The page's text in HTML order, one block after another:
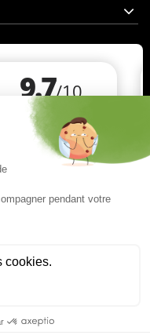
Société des Avis Garantis,
E-commerce software